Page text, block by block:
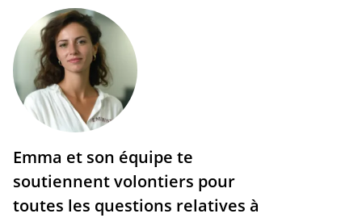
Emma et son équipe te
soutiennent volontiers pour
toutes les questions relatives à